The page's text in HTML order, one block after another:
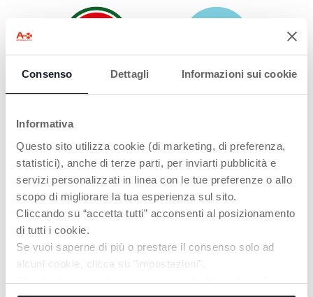
Consenso Dettagli Informazioni sui cookie
Informativa
Questo sito utilizza cookie (di marketing, di preferenza,
statistici), anche di terze parti, per inviarti pubblicità e
servizi personalizzati in linea con le tue preferenze o allo
scopo di migliorare la tua esperienza sul sito.
Cliccando su “accetta tutti” acconsenti al posizionamento
di tutti i cookie.
Se vuoi saperne di più o prestare il consenso solo ad
alcuni cookie, clicca su "impostazioni".
Chiudendo questo banner acconsenti all’uso dei soli
WATERMELON
Ein saftig-frischer und
tropisch-duftender
Duft, so süß, dass du
nie mehr darauf
verzichten möchtest!
KIDS & TEENS
und passt perfekt zu
deinem Style. So cool,
dass du sie immer
wieder haben willst!